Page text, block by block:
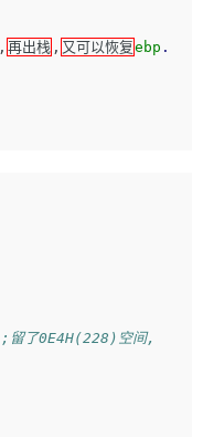
, 再出栈 , 又可以恢复ebp .
;留了0E4H(228)空间,